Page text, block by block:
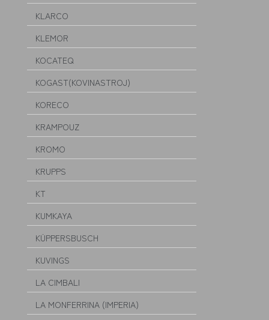
KLARCO
KLEMOR
KOCATEQ
KOGAST(KOVINASTROJ)
KORECO
KRAMPOUZ
KROMO
KRUPPS
KT
KUMKAYA
KÜPPERSBUSCH
KUVINGS
LA CIMBALI
LA MONFERRINA (IMPERIA)